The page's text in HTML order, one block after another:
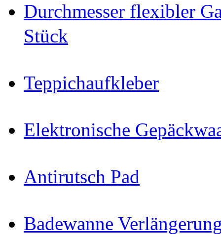
Durchmesser flexibler
Stück
Teppichaufkleber
Elektronische
Antirutsch Pad
Badewanne